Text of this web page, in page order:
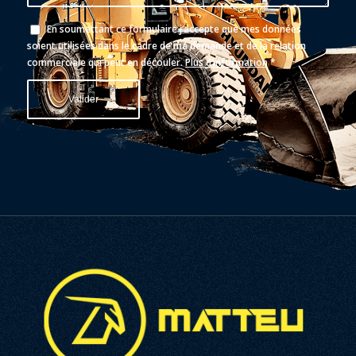
En soumettant ce formulaire j‘accepte que mes données
soient utilisées dans le cadre de ma demande et de la relation
commerciale qui peut en découler.Plus d’information*